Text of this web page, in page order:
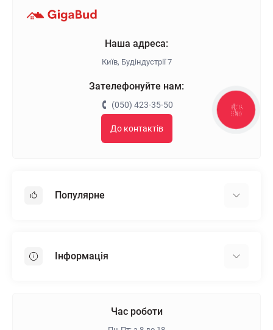
Наша адреса:
Київ, Будіндустрії 7
Зателефонуйте нам:
(050) 423-35-50
До контактів
Популярне
Пінопласт
Інформація
Час роботи
КНОПКА
ЗВ'ЯЗКУ